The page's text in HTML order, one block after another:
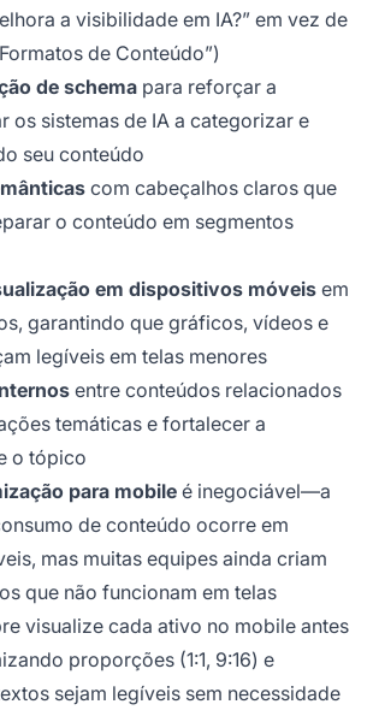
a visibilidade em IA?” em vez de
de Conteúdo”)
de schema para reforçar a
os sistemas de IA a categorizar e
seu conteúdo
com cabeçalhos claros que
o conteúdo em segmentos
em dispositivos móveis em
garantindo que gráficos, vídeos e
legíveis em telas menores
entre conteúdos relacionados
temáticas e fortalecer a
o tópico
para mobile é inegociável—a
de conteúdo ocorre em
mas muitas equipes ainda criam
que não funcionam em telas
visualize cada ativo no mobile antes
proporções (1:1, 9:16) e
sejam legíveis sem necessidade